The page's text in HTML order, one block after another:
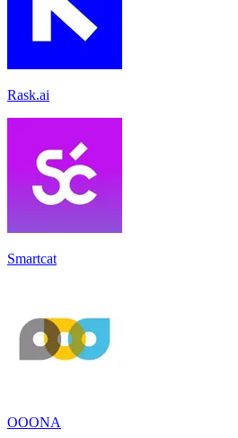
Rask.ai
Smartcat
OOONA